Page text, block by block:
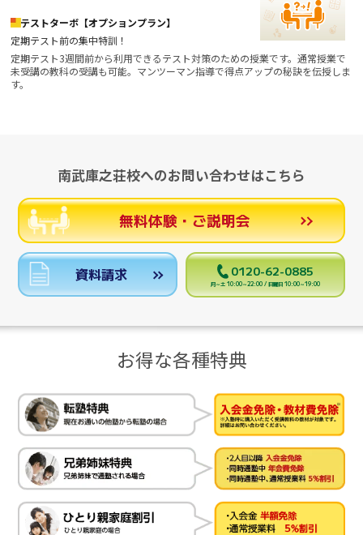
テストターボ【オプションプラン】
定期テスト前の集中特訓！
定期テスト3週間前から利用できるテスト対策のための授業です。通常授業で
未受講の教科の受講も可能。マンツーマン指導で得点アップの秘訣を伝授しま
す。
南武庫之荘校へのお問い合わせはこちら
無料体験・ご説明会
資料請求 0120-62-0885
月～土 10:00～22:00 / 日曜日 10:00～19:00
お得な各種特典